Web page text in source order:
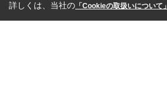
詳しくは、当社の 「Cookieの取扱いについて」